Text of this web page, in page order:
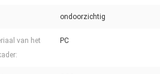
ondoorzichtig
van het
PC